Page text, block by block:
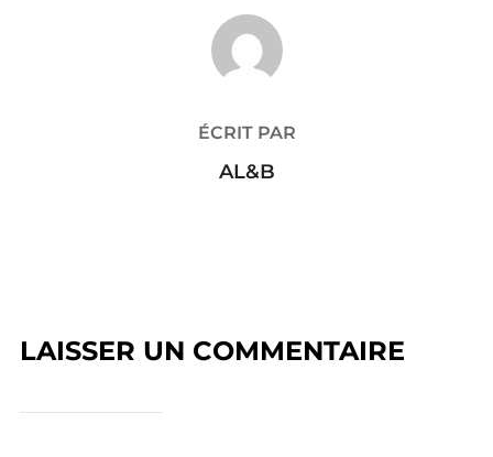
AUTEUR DE LA PUBLICATION
ÉCRIT PAR
AL&B
LAISSER UN COMMENTAIRE